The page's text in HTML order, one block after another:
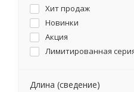
Хит продаж
Новинки
Акция
Лимитированная
Длина (сведение)